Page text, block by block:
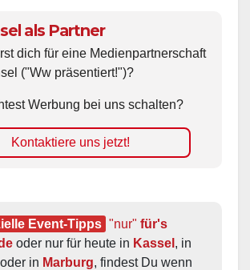
als Partner
dich für eine Medienpartnerschaft
("Ww präsentiert!")?
Werbung bei uns schalten?
Kontaktiere uns jetzt!
Event-Tipps "nur" für's
oder nur für heute in Kassel
oder in Marburg, findest Du wenn